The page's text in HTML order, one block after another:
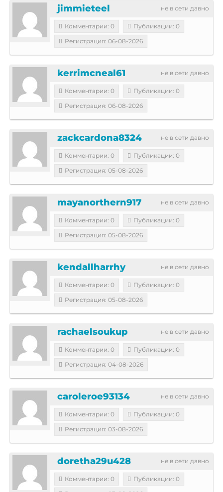
не в сети давно
jimmieteel
Комментарии: 0
Публикации: 0
Регистрация: 06-08-2026
не в сети давно
kerrimcneal61
Комментарии: 0
Публикации: 0
Регистрация: 06-08-2026
не в сети давно
zackcardona8324
Комментарии: 0
Публикации: 0
Регистрация: 05-08-2026
не в сети давно
mayanorthern917
Комментарии: 0
Публикации: 0
Регистрация: 05-08-2026
не в сети давно
kendallharrhy
Комментарии: 0
Публикации: 0
Регистрация: 05-08-2026
не в сети давно
rachaelsoukup
Комментарии: 0
Публикации: 0
Регистрация: 04-08-2026
не в сети давно
caroleroe93134
Комментарии: 0
Публикации: 0
Регистрация: 03-08-2026
не в сети давно
doretha29u428
Комментарии: 0
Публикации: 0